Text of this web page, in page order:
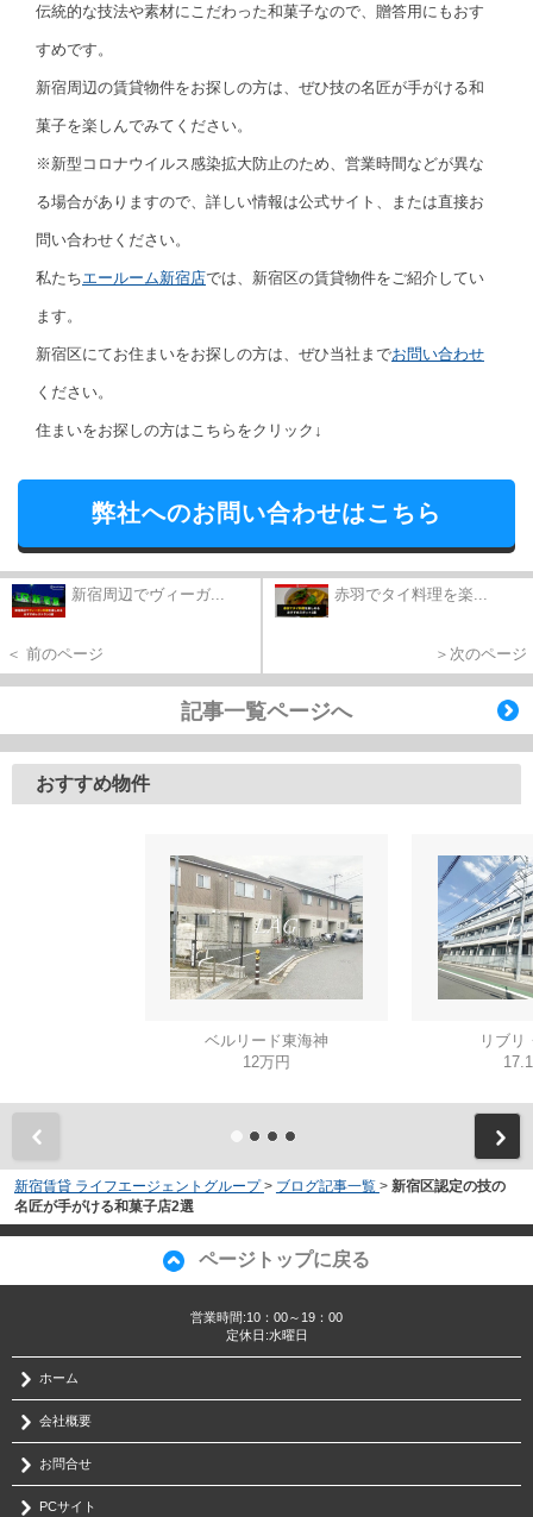
伝統的な技法や素材にこだわった和菓子なので、贈答用にもおす
すめです。
新宿周辺の賃貸物件をお探しの方は、ぜひ技の名匠が手がける和
菓子を楽しんでみてください。
※新型コロナウイルス感染拡大防止のため、営業時間などが異な
る場合がありますので、詳しい情報は公式サイト、または直接お
問い合わせください。
私たちエールーム新宿店では、新宿区の賃貸物件をご紹介してい
ます。
新宿区にてお住まいをお探しの方は、ぜひ当社までお問い合わせ
ください。
住まいをお探しの方はこちらをクリック↓
弊社へのお問い合わせはこちら
新宿周辺でヴィーガ...
＜ 前のページ
赤羽でタイ料理を楽...
＞次のページ
記事一覧ページへ
おすすめ物件
ベルリード東海神
12万円
リブリ
新宿賃貸 ライフエージェントグループ > ブログ記事一覧 > 新宿区認定の技の
名匠が手がける和菓子店2選
ページトップに戻る
営業時間:10：00～19：00
定休日:水曜日
ホーム
会社概要
お問合せ
PCサイト